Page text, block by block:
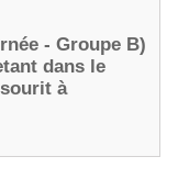
- Groupe B)
dans le
à